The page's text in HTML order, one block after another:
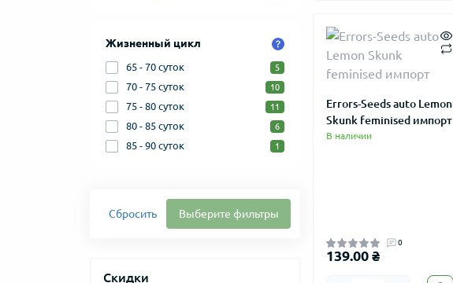
Жизненный цикл
65 - 70 суток 5
70 - 75 суток 10
75 - 80 суток 11
80 - 85 суток 6
85 - 90 суток 1
Сбросить Выберите фильтры
Скидки
Errors-Seeds auto Lemon
Skunk feminised импорт
В наличии
0
139.00 ₴